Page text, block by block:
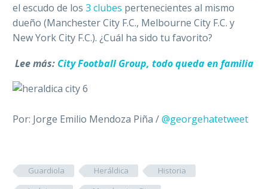
el escudo de los 3 clubes pertenecientes al mismo
dueño (Manchester City F.C., Melbourne City F.C. y
New York City F.C.). ¿Cuál ha sido tu favorito?
Lee más: City Football Group, todo queda en familia
Por: Jorge Emilio Mendoza Piña /@georgehatetweet
Guardiola Heráldica
Historia